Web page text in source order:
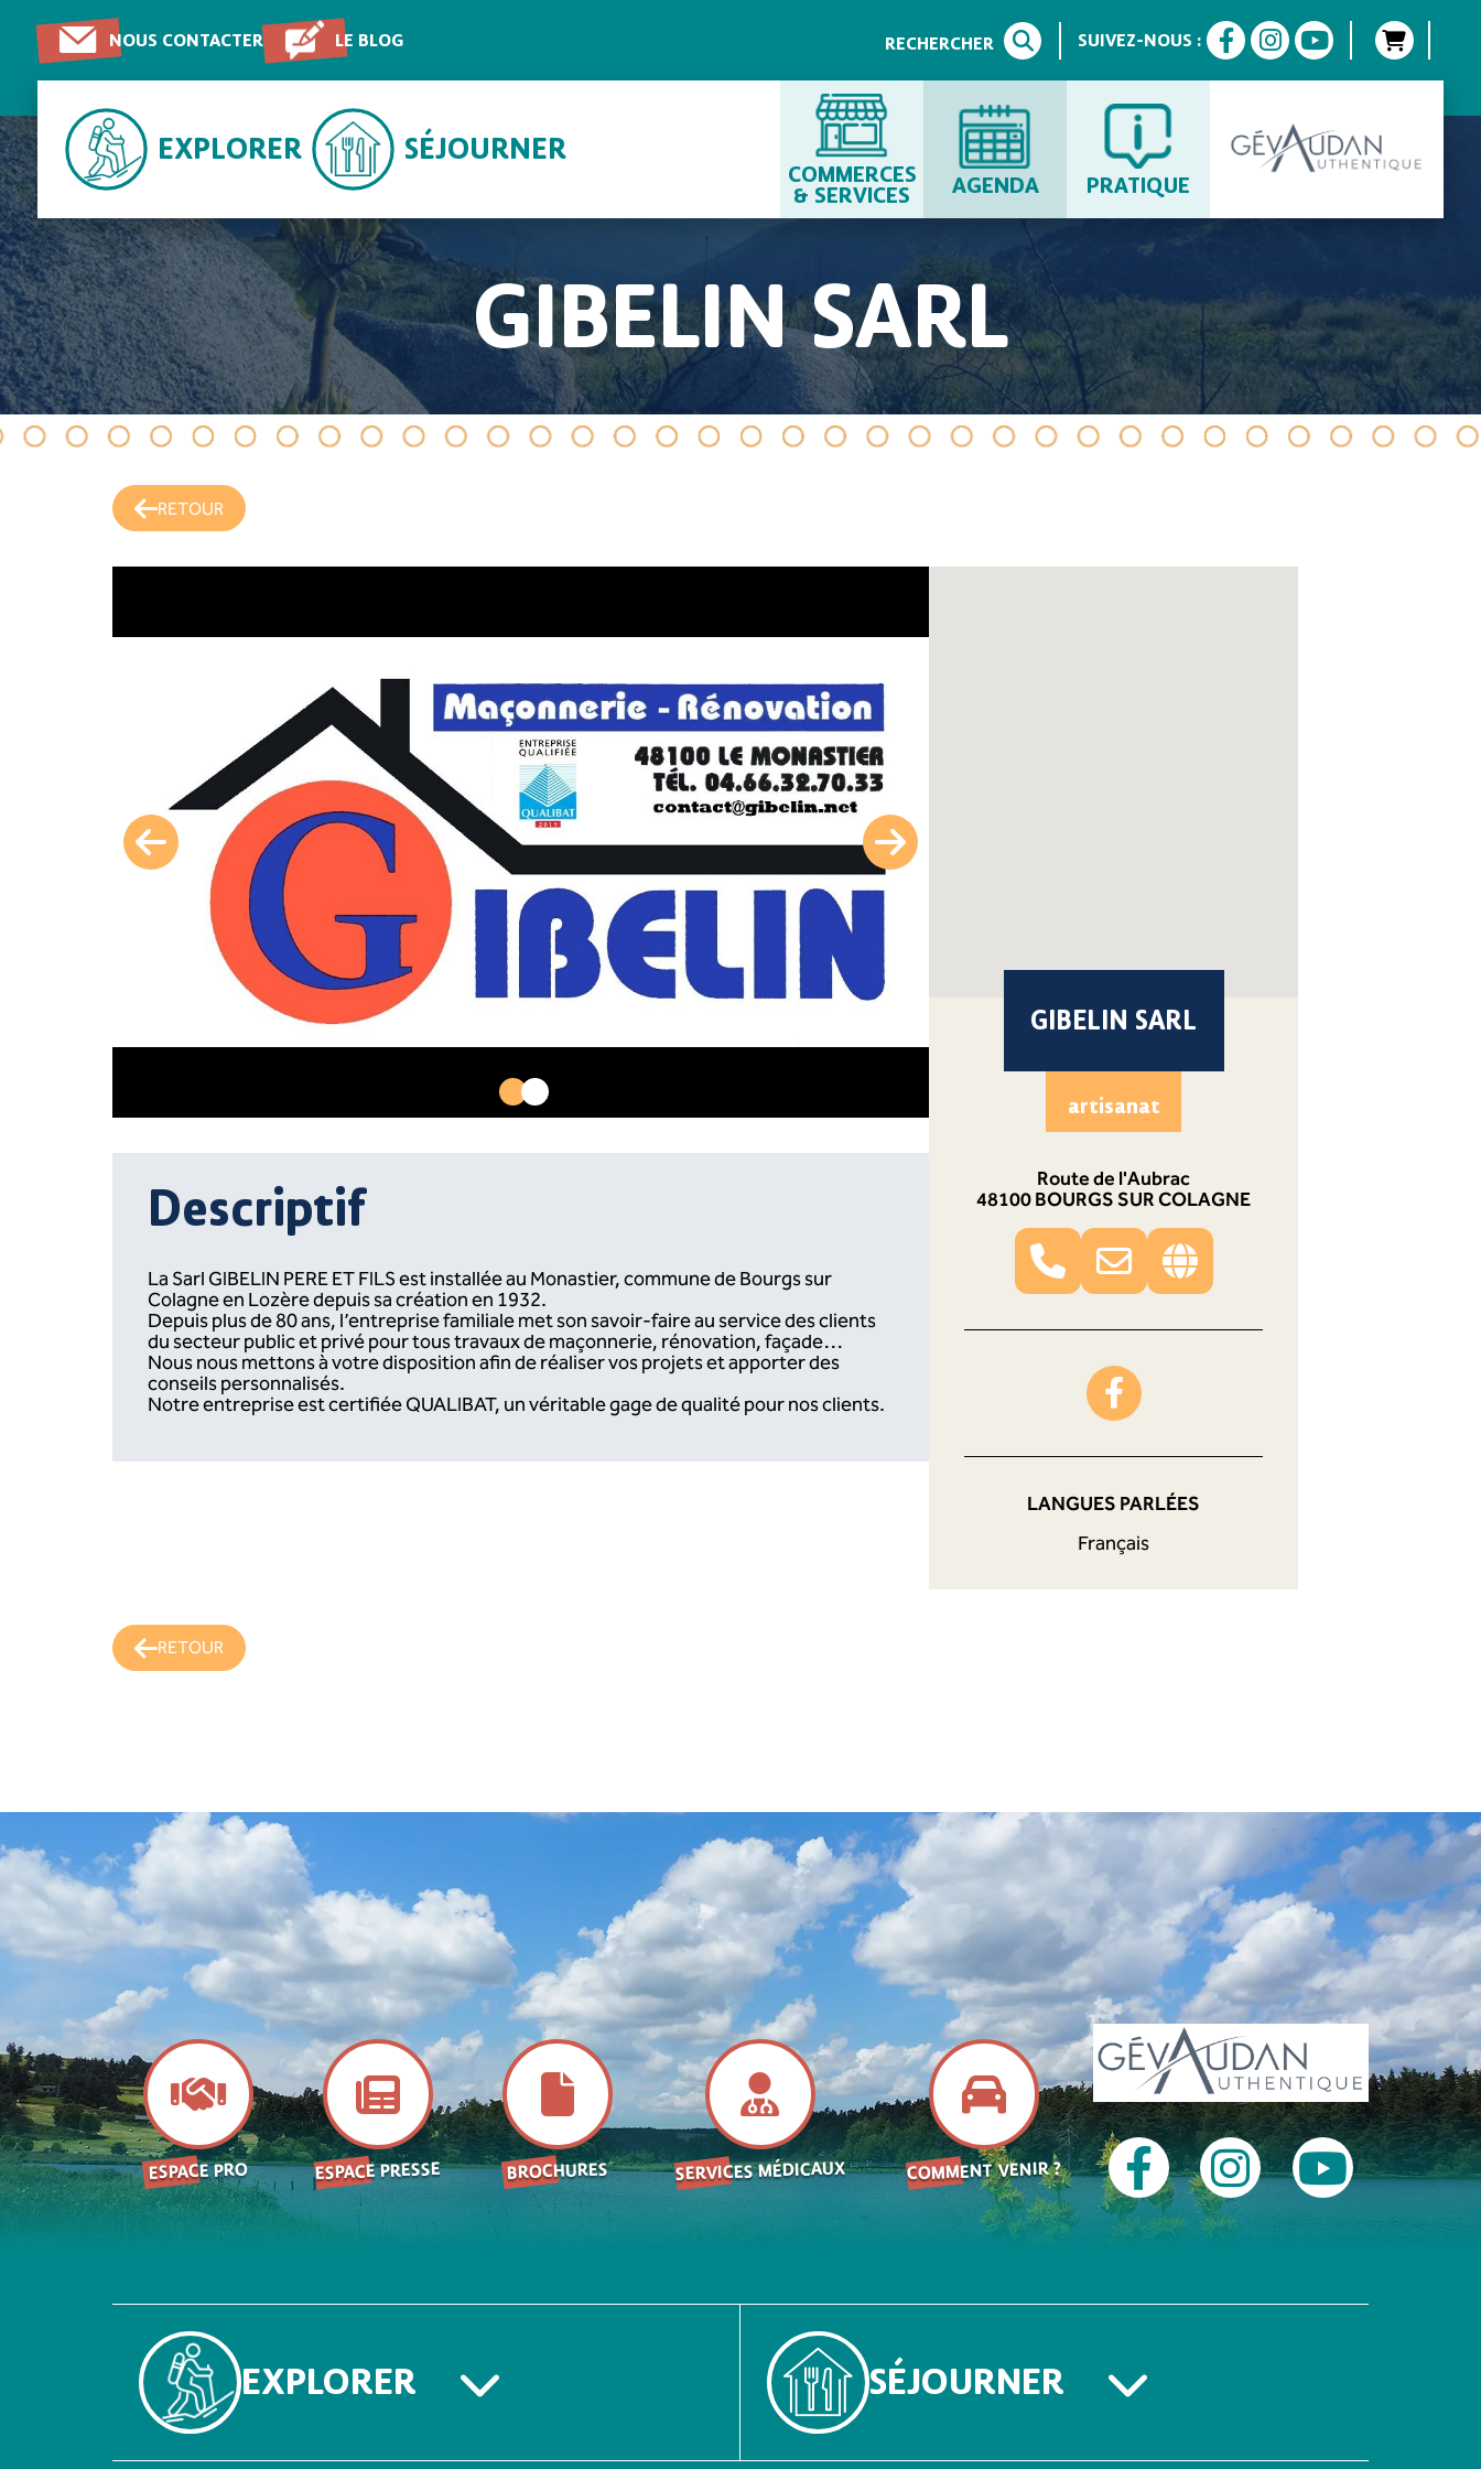
NOUS CONTACTER LE BLOG RECHERCHER SUIVEZ-NOUS :
EXPLORER SÉJOURNER
COMMERCES
& SERVICES AGENDA PRATIQUE
GIBELIN SARL
RETOUR
Descriptif
La Sarl GIBELIN PERE ET FILS est installée au Monastier, commune de Bourgs sur
Colagne en Lozère depuis sa création en 1932.
Depuis plus de 80 ans, l’entreprise familiale met son savoir-faire au service des clients
du secteur public et privé pour tous travaux de maçonnerie, rénovation, façade…
Nous nous mettons à votre disposition afin de réaliser vos projets et apporter des
conseils personnalisés.
Notre entreprise est certifiée QUALIBAT, un véritable gage de qualité pour nos clients.
GIBELIN SARL
artisanat
Route de l'Aubrac
48100 BOURGS SUR COLAGNE
LANGUES PARLÉES
Français
RETOUR
ESPACE PRO ESPACE PRESSE BROCHURES SERVICES MÉDICAUX COMMENT VENIR ?
EXPLORER SÉJOURNER